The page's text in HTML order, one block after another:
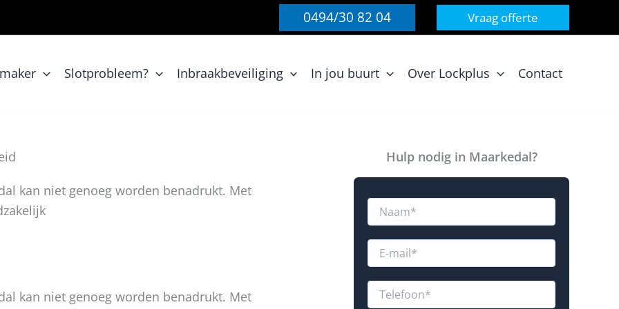
0494/30 82 04 Vraag offerte
Slotprobleem? Inbraakbeveiliging In jou buurt Over Lockplus Contact
kan niet genoeg worden benadrukt. Met
kan niet genoeg worden benadrukt. Met
Hulp nodig in Maarkedal?
N
mE
aR
T